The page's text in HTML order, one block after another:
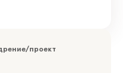
проект